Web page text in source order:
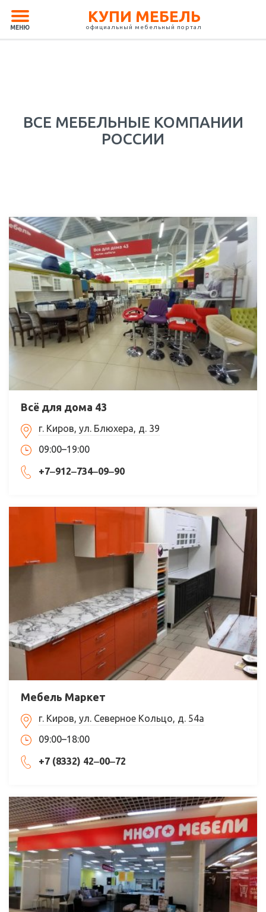
МЕНЮ
КУПИ МЕБЕЛЬ
официальный мебельный портал
ВСЕ МЕБЕЛЬНЫЕ КОМПАНИИ
РОССИИ
Всё для дома 43
г. Киров, ул. Блюхера, д. 39
09:00–19:00
+7‒912‒734‒09‒90
Мебель Маркет
г. Киров, ул. Северное Кольцо, д. 54а
09:00–18:00
+7 (8332) 42‒00‒72